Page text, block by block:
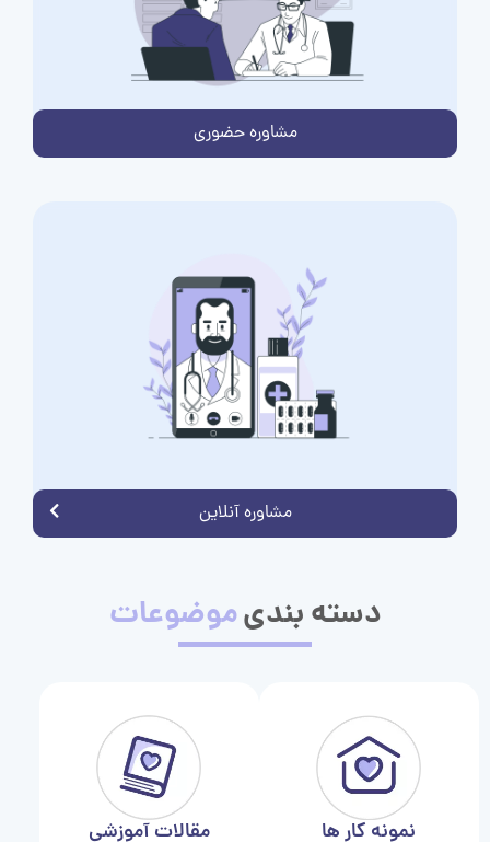
مشاوره حضوری
مشاوره آنلاین
دسته بندیموضوعات
نمونه کار ها مقالات آموزشی